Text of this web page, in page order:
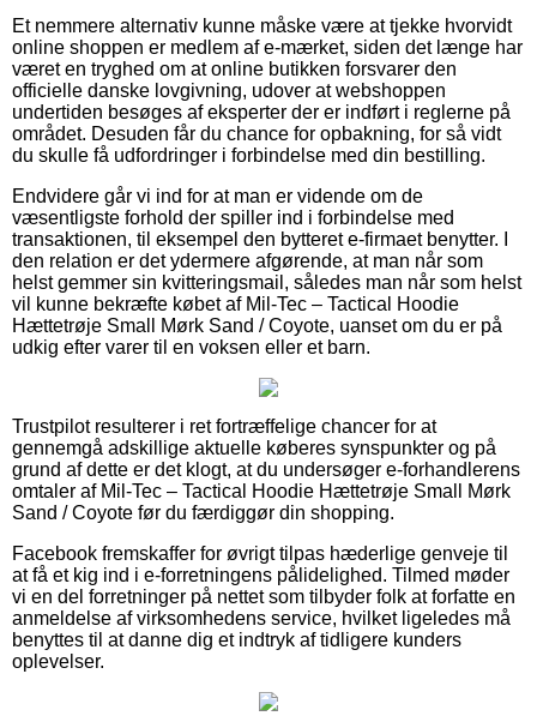
Et nemmere alternativ kunne måske være at tjekke hvorvidt
online shoppen er medlem af e-mærket, siden det længe har
været en tryghed om at online butikken forsvarer den
officielle danske lovgivning, udover at webshoppen
undertiden besøges af eksperter der er indført i reglerne på
området. Desuden får du chance for opbakning, for så vidt
du skulle få udfordringer i forbindelse med din bestilling.
Endvidere går vi ind for at man er vidende om de
væsentligste forhold der spiller ind i forbindelse med
transaktionen, til eksempel den bytteret e-firmaet benytter. I
den relation er det ydermere afgørende, at man når som
helst gemmer sin kvitteringsmail, således man når som helst
vil kunne bekræfte købet af Mil-Tec – Tactical Hoodie
Hættetrøje Small Mørk Sand / Coyote, uanset om du er på
udkig efter varer til en voksen eller et barn.
Trustpilot resulterer i ret fortræffelige chancer for at
gennemgå adskillige aktuelle køberes synspunkter og på
grund af dette er det klogt, at du undersøger e-forhandlerens
omtaler af Mil-Tec – Tactical Hoodie Hættetrøje Small Mørk
Sand / Coyote før du færdiggør din shopping.
Facebook fremskaffer for øvrigt tilpas hæderlige genveje til
at få et kig ind i e-forretningens pålidelighed. Tilmed møder
vi en del forretninger på nettet som tilbyder folk at forfatte en
anmeldelse af virksomhedens service, hvilket ligeledes må
benyttes til at danne dig et indtryk af tidligere kunders
oplevelser.